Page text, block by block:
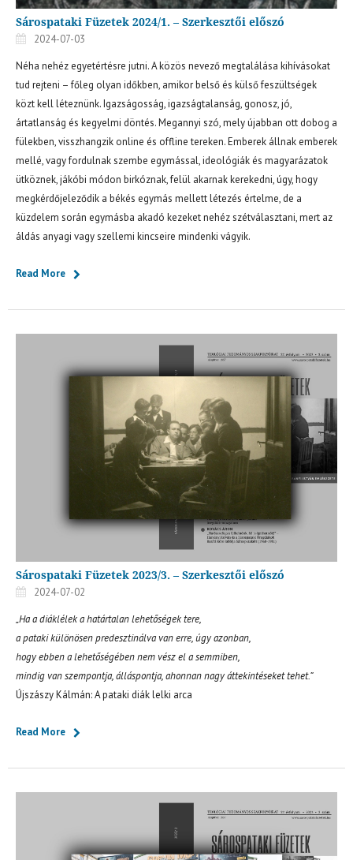
Sárospataki Füzetek 2024/1. – Szerkesztői előszó
2024-07-03
Néha nehéz egyetértésre jutni. A közös nevező megtalálása kihívásokat
tud rejteni – főleg olyan időkben, amikor belső és külső feszültségek
közt kell léteznünk. Igazságosság, igazságtalanság, gonosz, jó,
ártatlanság és kegyelmi döntés. Megannyi szó, mely újabban ott dobog a
fülekben, visszhangzik online és offline tereken. Emberek állnak emberek
mellé, vagy fordulnak szembe egymással, ideológiák és magyarázatok
ütköznek, jákóbi módon birkóznak, felül akarnak kerekedni, úgy, hogy
megkérdőjeleződik a békés egymás mellett létezés értelme, de a
küzdelem során egymásba akadó kezeket nehéz szétválasztani, mert az
áldás anyagi vagy szellemi kincseire mindenki vágyik.
Read More
Sárospataki Füzetek 2023/3. – Szerkesztői előszó
2024-07-02
„Ha a diáklélek a határtalan lehetőségek tere,
a pataki különösen predesztinálva van erre, úgy azonban,
hogy ebben a lehetőségében nem vész el a semmiben,
mindig van szempontja, álláspontja, ahonnan nagy áttekintéseket tehet.”
Újszászy Kálmán: A pataki diák lelki arca
Read More